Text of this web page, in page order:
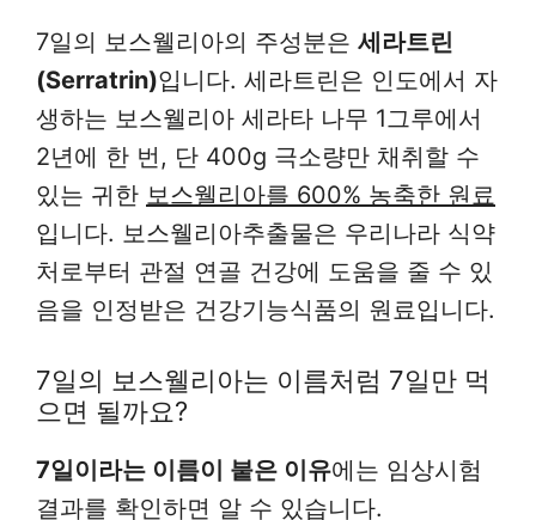
7일의 보스웰리아의 주성분은 세라트린
(Serratrin)입니다. 세라트린은 인도에서 자
생하는 보스웰리아 세라타 나무 1그루에서
2년에 한 번, 단 400g 극소량만 채취할 수
있는 귀한 보스웰리아를 600% 농축한 원료
입니다. 보스웰리아추출물은 우리나라 식약
처로부터 관절 연골 건강에 도움을 줄 수 있
음을 인정받은 건강기능식품의 원료입니다.
7일의 보스웰리아는 이름처럼 7일만 먹
으면 될까요?
7일이라는 이름이 붙은 이유에는 임상시험
결과를 확인하면 알 수 있습니다.